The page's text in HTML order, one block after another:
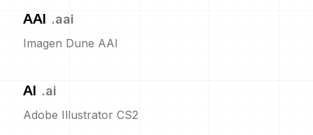
AAI .aai
Imagen Dune AAI
AI .ai
Adobe Illustrator CS2